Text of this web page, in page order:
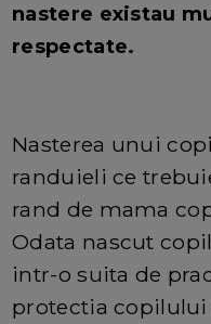
nastere existau
respectate.
Nasterea unui
randuieli ce
rand de mama
Odata nascut
intr-o suita de
protectia